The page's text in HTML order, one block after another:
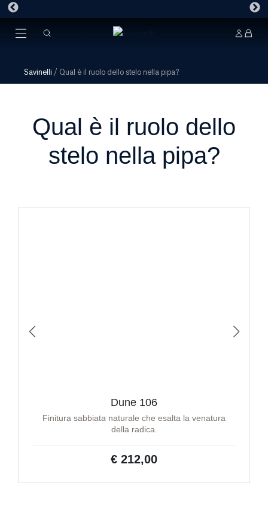
Savinelli / Qual è il ruolo dello stelo nella pipa?
Qual è il ruolo dello
stelo nella pipa?
Dune 106
Finitura sabbiata naturale che esalta la venatura
della radica.
€ 212,00